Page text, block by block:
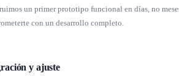
un primer prototipo funcional en días, no
con un desarrollo completo.
y ajuste